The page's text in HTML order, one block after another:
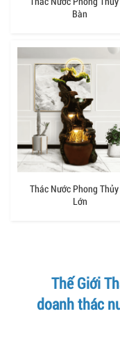
Bàn
Thác Nước Phong Thủy
Lớn
Thế Giới
doanh thác